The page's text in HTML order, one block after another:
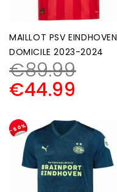
MAILLOT PSV EINDHOVEN
DOMICILE 2023-2024
€89.99
€44.99
-50%